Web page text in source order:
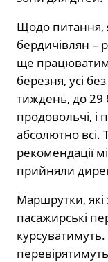
Щодо питання,
бердичівлян –
ще
березня, усі
тиждень, до 29
продовольчі, і
абсолютно всі.
рекомендації
прийняли
Маршрутки, які
пасажирські